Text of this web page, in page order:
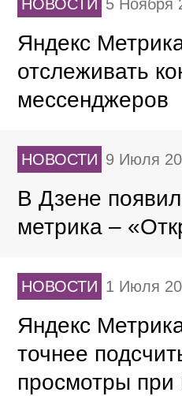
НОВОСТИ 5 Ноября
Яндекс
отслеживать
мессенджеров
НОВОСТИ 9 Июля
В Дзене
метрика –
НОВОСТИ 1 Июля
Яндекс
точнее
просмотры при